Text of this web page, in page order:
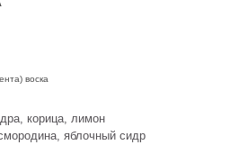
воска
корица, лимон
яблочный сидр